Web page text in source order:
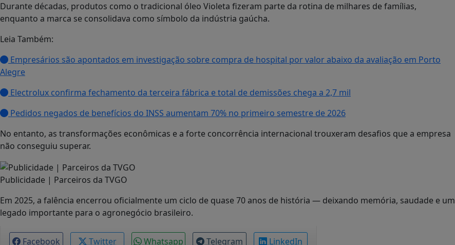
Durante décadas, produtos como o tradicional óleo Violeta fizeram parte da rotina de milhares de famílias,
enquanto a marca se consolidava como símbolo da indústria gaúcha.
Leia Também:
Empresários são apontados em investigação sobre compra de hospital por valor abaixo da avaliação em Porto
Alegre
Electrolux confirma fechamento da terceira fábrica e total de demissões chega a 2,7 mil
Pedidos negados de benefícios do INSS aumentam 70% no primeiro semestre de 2026
No entanto, as transformações econômicas e a forte concorrência internacional trouxeram desafios que a empresa
não conseguiu superar.
Publicidade | Parceiros da TVGO
Em 2025, a falência encerrou oficialmente um ciclo de quase 70 anos de história — deixando memória, saudade e um
legado importante para o agronegócio brasileiro.
Facebook Twitter Whatsapp Telegram LinkedIn